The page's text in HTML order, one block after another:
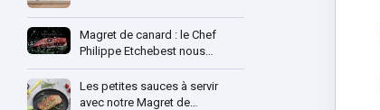
Magret de canard : le Chef
Philippe Etchebest nous…
Les petites sauces à servir
avec notre Magret de…